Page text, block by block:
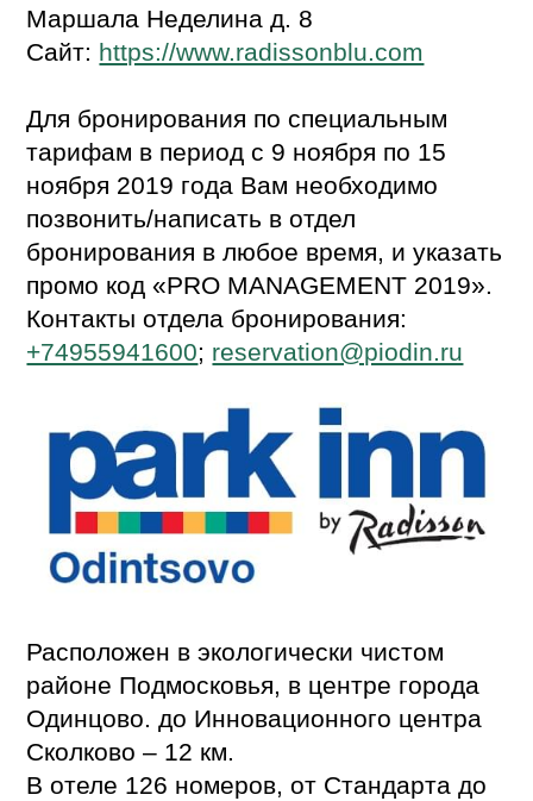
Маршала Неделина д. 8
Сайт: https://www.radissonblu.com
Для бронирования по специальным
тарифам в период с 9 ноября по 15
ноября 2019 года Вам необходимо
позвонить/написать в отдел
бронирования в любое время, и указать
промо код «PRO MANAGEMENT 2019».
Контакты отдела бронирования:
+74955941600; reservation@piodin.ru
Расположен в экологически чистом
районе Подмосковья, в центре города
Одинцово. до Инновационного центра
Сколково – 12 км.
В отеле 126 номеров, от Стандарта до